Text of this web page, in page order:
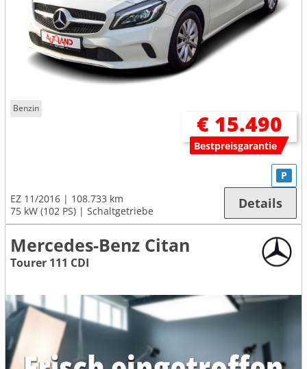
Benzin
€ 15.490
Bestpreisgarantie
EZ 11/2016
108.733 km
75 kW (102 PS)
Schaltgetriebe
P
Details
Mercedes-Benz Citan
Tourer 111 CDI